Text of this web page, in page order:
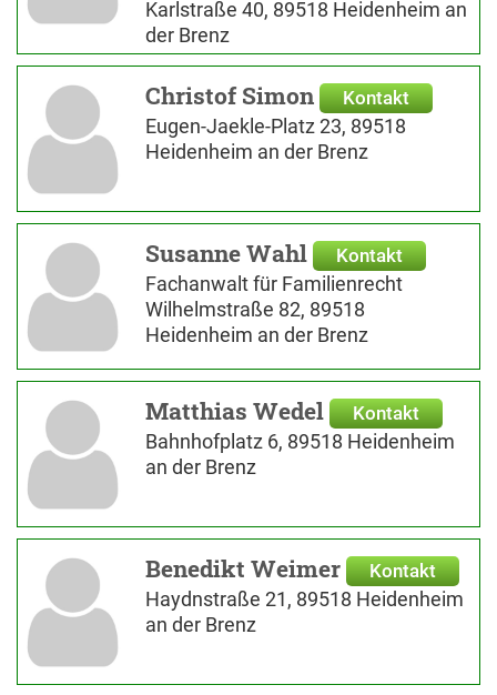
Karlstraße 40, 89518 Heidenheim an
der Brenz
Christof Simon Kontakt
Eugen-Jaekle-Platz 23, 89518
Heidenheim an der Brenz
Susanne Wahl Kontakt
Fachanwalt für Familienrecht
Wilhelmstraße 82, 89518
Heidenheim an der Brenz
Matthias Wedel Kontakt
Bahnhofplatz 6, 89518 Heidenheim
an der Brenz
Benedikt Weimer Kontakt
Haydnstraße 21, 89518 Heidenheim
an der Brenz